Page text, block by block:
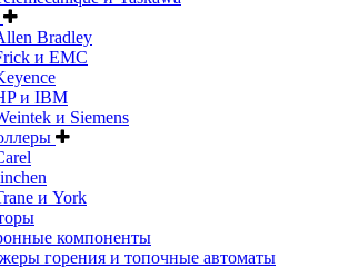
Bradley
и EMC
и IBM
и Siemens
и York
компоненты
горения и топочные автоматы